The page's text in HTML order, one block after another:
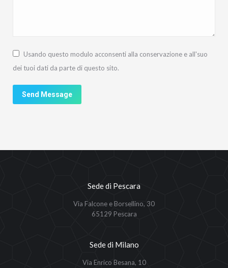
Usando questo modulo acconsenti alla conservazione e all'suo
dei tuoi dati da parte di questo sito.
Send Message
Sede di Pescara
Via Falcone e Borsellino, 30
65129 Pescara
Sede di Milano
Via Enrico Besana, 10